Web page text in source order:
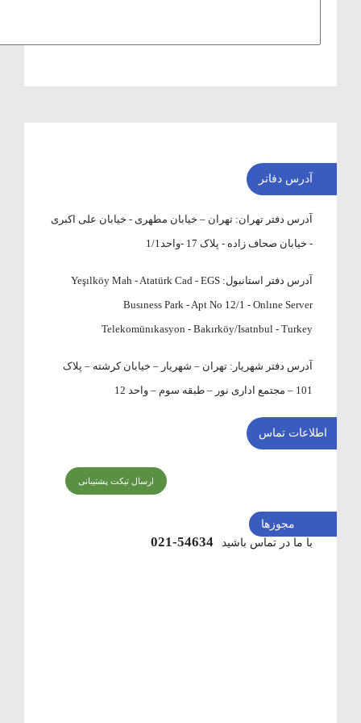
آدرس دفاتر
آدرس دفتر تهران:تهران – خیابان مطهری - خیابان علی اکبری
- خیابان صحاف زاده - پلاک 17 -واحد1/1
آدرس دفتر استانبول: Yeşılköy Mah - Atatürk Cad - EGS
Busıness Park - Apt No 12/1 - Onlıne Server
Telekomünıkasyon - Bakırköy/Isatnbul - Turkey
آدرس دفتر شهریار:تهران – شهریار – خیابان کرشته – پلاک
101 – مجتمع اداری نور – طبقه سوم – واحد 12
اطلاعات تماس
ارسال تیکت پشتیبانی
با ما در تماس باشید 54634-021
مجوزها